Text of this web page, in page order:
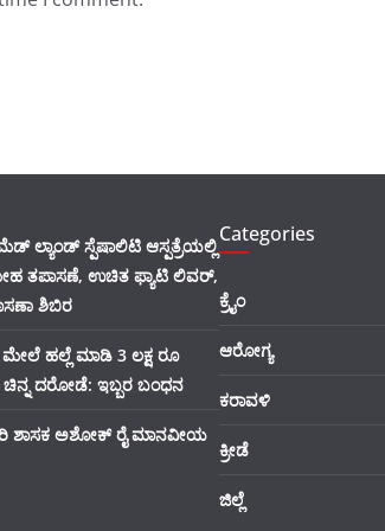
ಲ್ಯಾಂಡ್ ಸ್ಪೆಷಾಲಿಟಿ ಆಸ್ಪತ್ರೆಯಲ್ಲಿ
ತಪಾಸಣೆ, ಉಚಿತ ಫ್ಯಾಟಿ ಲಿವರ್,
ಶಿಬಿರ
ಹಲ್ಲೆ ಮಾಡಿ 3 ಲಕ್ಷ ರೂ
ದರೋಡೆ: ಇಬ್ಬರ ಬಂಧನ
ಶಾಸಕ ಅಶೋಕ್ ರೈ ಮಾನವೀಯ
Categories
ಕ್ರೈಂ
ಆರೋಗ್ಯ
ಕರಾವಳಿ
ಕ್ರೀಡೆ
ಜಿಲ್ಲೆ